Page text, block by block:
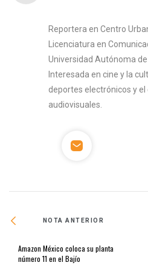
Reportera en Centro
Licenciatura en
Universidad Autónoma de
Interesada en cine y la
deportes electrónicos y
audiovisuales.
NOTA ANTERIOR
Amazon México coloca su planta
número 11 en el Bajío